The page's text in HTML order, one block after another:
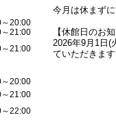
～20:00
～21:00
21:00
20:00
21:00
22:00
今月は休まずに
【休館日のお知
2026年9月1日(
ていただきます